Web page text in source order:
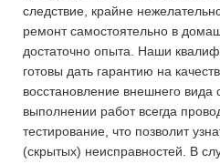
следствие, крайне
ремонт самостоятельно в
достаточно опыта. Наши
готовы дать гарантию на
восстановление внешнего
выполнении работ всегда
тестирование, что позволит
(скрытых) неисправностей. В